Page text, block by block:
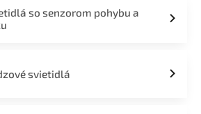
so senzorom pohybu a
svietidlá